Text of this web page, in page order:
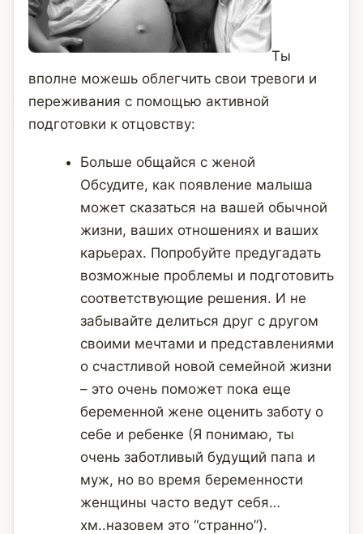
Ты
вполне можешь облегчить свои тревоги и
переживания с помощью активной
подготовки к отцовству:
Больше общайся с женой
Обсудите, как появление малыша
может сказаться на вашей обычной
жизни, ваших отношениях и ваших
карьерах. Попробуйте предугадать
возможные проблемы и подготовить
соответствующие решения. И не
забывайте делиться друг с другом
своими мечтами и представлениями
о счастливой новой семейной жизни
– это очень поможет пока еще
беременной жене оценить заботу о
себе и ребенке (Я понимаю, ты
очень заботливый будущий папа и
муж, но во время беременности
женщины часто ведут себя…
хм..назовем это “странно”).